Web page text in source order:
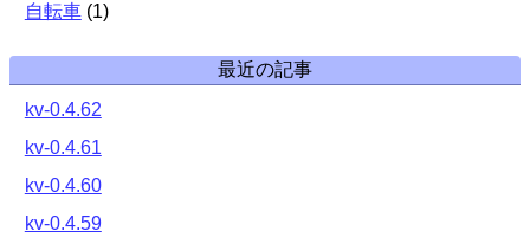
自転車 (1)
最近の記事
kv-0.4.62
kv-0.4.61
kv-0.4.60
kv-0.4.59